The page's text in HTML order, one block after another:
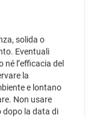
solida o
Eventuali
l’efficacia del
la
e lontano
Non usare
dopo la data di